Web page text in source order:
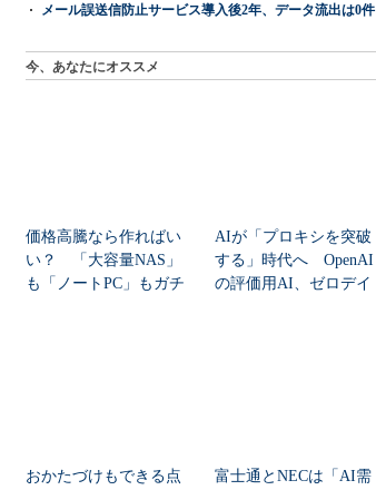
メール誤送信防止サービス導入後2年、データ流出は0件
今、あなたにオススメ
価格高騰なら作ればい
い？ 「大容量NAS」
も「ノートPC」もガチ
AIが「プロキシを突破
する」時代へ OpenAI
の評価用AI、ゼロデイ
おかたづけもできる点
富士通とNECは「AI需